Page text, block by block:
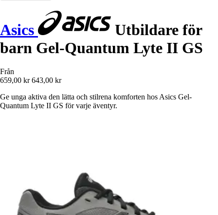
Asics
Utbildare för
barn Gel-Quantum Lyte II GS
Från
659,00 kr 643,00 kr
Ge unga aktiva den lätta och stilrena komforten hos Asics Gel-
Quantum Lyte II GS för varje äventyr.